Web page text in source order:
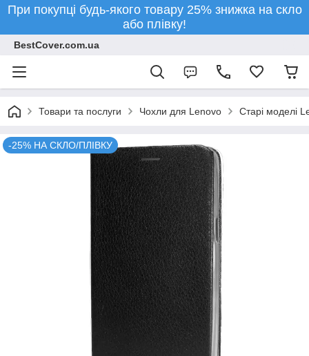
При покупці будь-якого товару 25% знижка на скло
або плівку!
BestCover.com.ua
Товари та послуги Чохли для Lenovo Старі моделі
-25% НА СКЛО/ПЛІВКУ